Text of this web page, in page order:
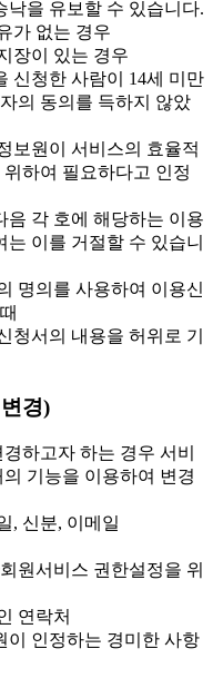
낙을 유보할 수 있습니다.
가 없는 경우
장이 있는 경우
신청한 사람이 14세 미만
의 동의를 득하지 않았
보원이 서비스의 효율적
하여 필요하다고 인정
각 호에 해당하는 이용
이를 거절할 수 있습니
명의를 사용하여 이용신
청서의 내용을 허위로 기
경)
하고자 하는 경우 서비
기능을 이용하여 변경
, 신분, 이메일
원서비스 권한설정을 위
연락처
인정하는 경미한 사항